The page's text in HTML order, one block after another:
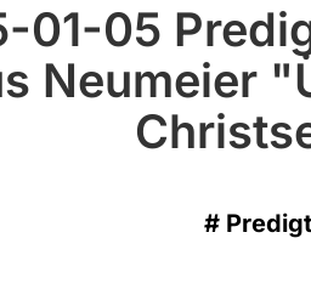
01-05
Neumeier
#